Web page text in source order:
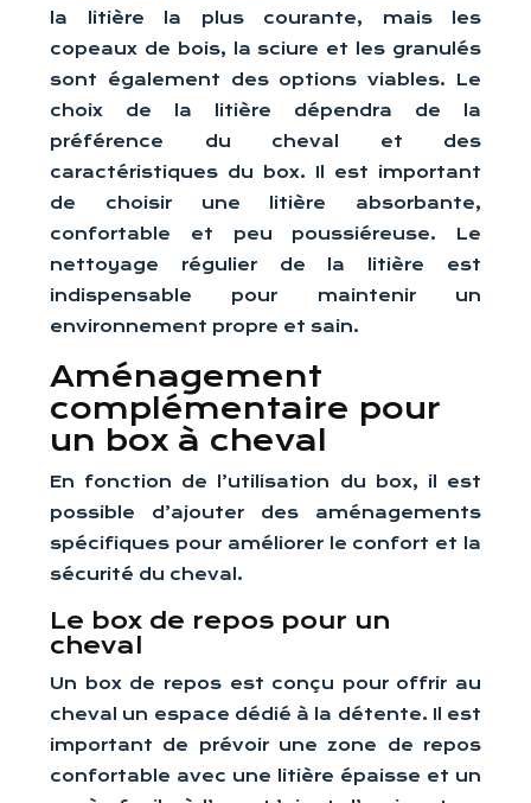
la litière la plus courante, mais les
copeaux de bois, la sciure et les granulés
sont également des options viables. Le
choix de la litière dépendra de la
préférence du cheval et des
caractéristiques du box. Il est important
de choisir une litière absorbante,
confortable et peu poussiéreuse. Le
nettoyage régulier de la litière est
indispensable pour maintenir un
environnement propre et sain.
Aménagement
complémentaire pour
un box à cheval
En fonction de l’utilisation du box, il est
possible d’ajouter des aménagements
spécifiques pour améliorer le confort et la
sécurité du cheval.
Le box de repos pour un
cheval
Un box de repos est conçu pour offrir au
cheval un espace dédié à la détente. Il est
important de prévoir une zone de repos
confortable avec une litière épaisse et un